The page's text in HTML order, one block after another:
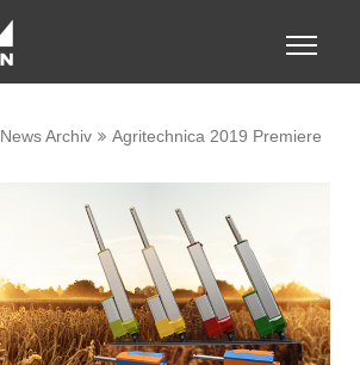
Toggle
News Archiv Agritechnica 2019 Premiere